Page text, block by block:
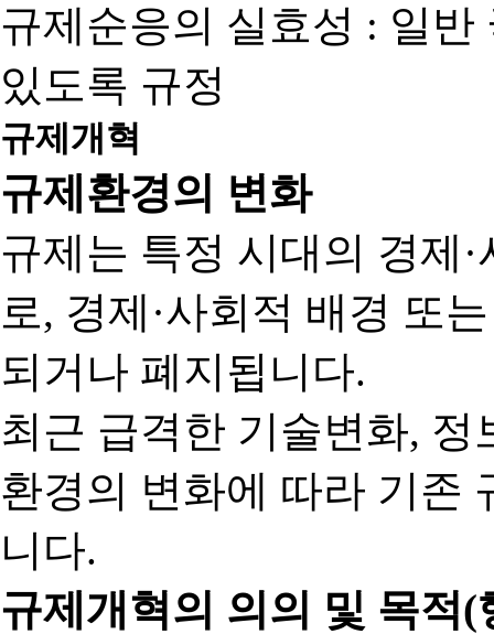
규제순응의 실효성 : 일
있도록 규정
규제개혁
규제환경의 변화
규제는 특정 시대의 경제
로, 경제·사회적 배경 또
되거나 폐지됩니다.
최근 급격한 기술변화,
환경의 변화에 따라 기존
니다.
규제개혁의 의의 및 목적